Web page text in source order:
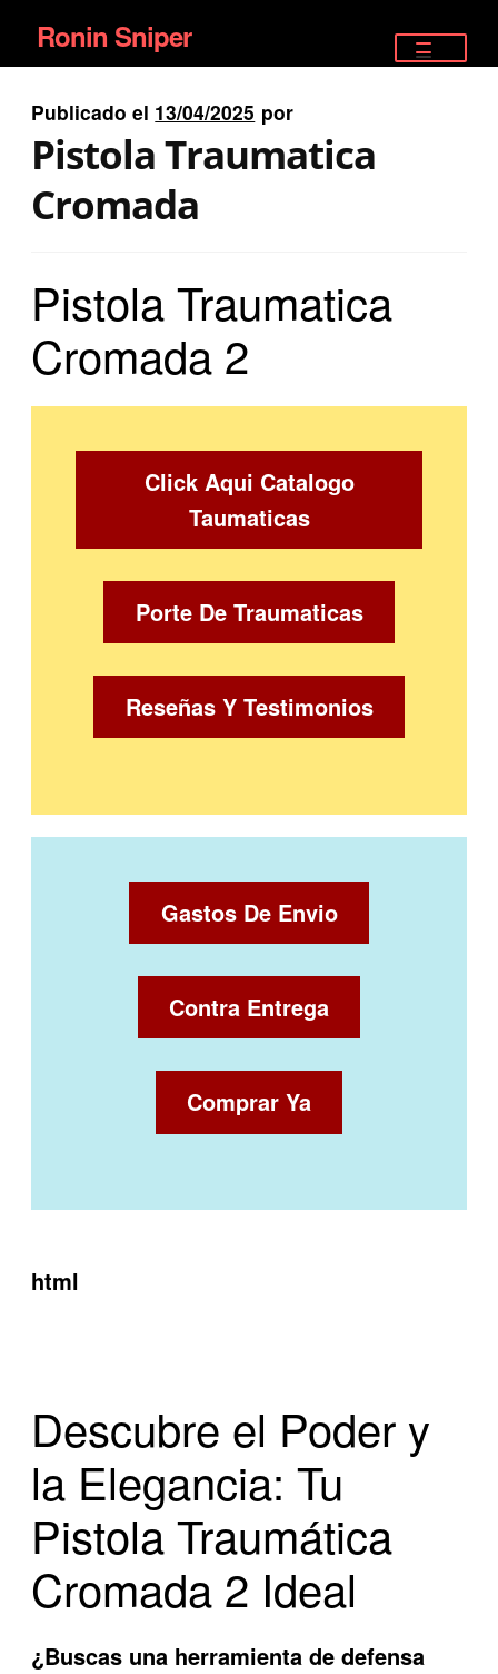
Ir
a
la
navegación
Ir
al
contenido
Ronin Sniper
EQUIPAMIENTO ÉLITE
SATELITALES
Publicado el 13/04/2025 por
Pistola Traumatica
Cromada
Pistola Traumatica
Cromada 2
Click Aqui Catalogo
Taumaticas
Porte De Traumaticas
Reseñas Y Testimonios
Gastos De Envio
Contra Entrega
Comprar Ya
html
Descubre el Poder y
la Elegancia: Tu
Pistola Traumática
Cromada 2 Ideal
¿Buscas una herramienta de defensa